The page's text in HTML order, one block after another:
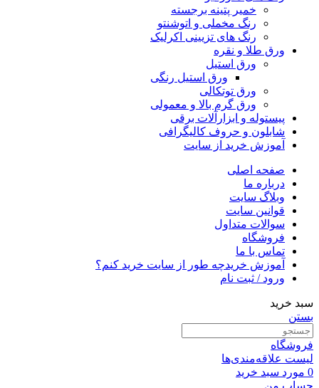
خمیر پتینه برجسته
رنگ مخملی و اتوشنتو
رنگ های تزیینی اکرلیک
ورق طلا و نقره
ورق استیل
ورق استیل رنگی
ورق توتکالی
ورق گرم بالا و معمولی
پیستوله و ابزارآلات برقی
شابلون و حروف کالیگرافی
آموزش خرید از سایت
صفحه اصلی
درباره ما
وبلاگ سایت
قوانین سایت
سوالات متداول
فروشگاه
تماس با ما
آموزش خریدچه طور از سایت خرید کنم؟
ورود / ثبت نام
سبد خرید
بستن
فروشگاه
لیست علاقه‌مندی‌ها
0 مورد سبد خرید
حساب من